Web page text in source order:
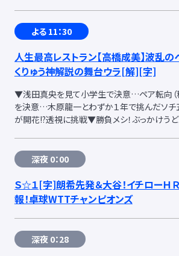
よる 11：30
人生最高レストラン【高橋成美】波乱
くりゅう神解説の舞台ウラ[解][字]
▼浅田真央を見て小学生で決意…ペア転向
を決意…木原龍一とわずか１年で挑んだソチ
が開花!?透視に挑戦▼勝負メシ！ぶっかけう
深夜 0：00
Ｓ☆１[字]朗希先発＆大谷！イチロー
報！卓球WTTチャンピオンズ
深夜 0：28